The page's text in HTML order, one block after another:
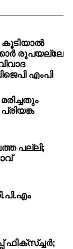
നടത്തിയ
തുടര്‍ന്ന്
ചെയ്തു.
കൂടിയാല്‍
രൂപയല്ലേ
എംപി
പല്ലി;
ഫിക്‌സ്ച്ചര്‍;